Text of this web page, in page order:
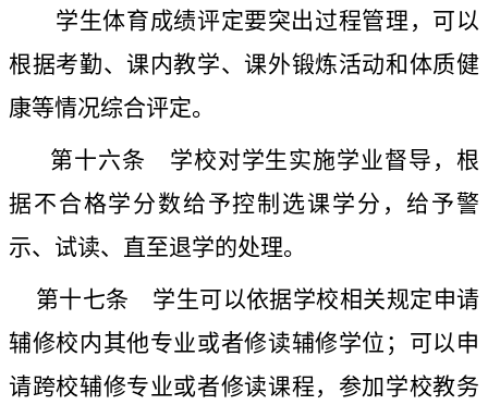
学生体育成绩评定要突出过程管理，可以
根据考勤、课内教学、课外锻炼活动和体质健
康等情况综合评定。
第十六条 学校对学生实施学业督导，根
据不合格学分数给予控制选课学分，给予警
示、试读、直至退学的处理。
第十七条 学生可以依据学校相关规定申请
辅修校内其他专业或者修读辅修学位；可以申
请跨校辅修专业或者修读课程，参加学校教务